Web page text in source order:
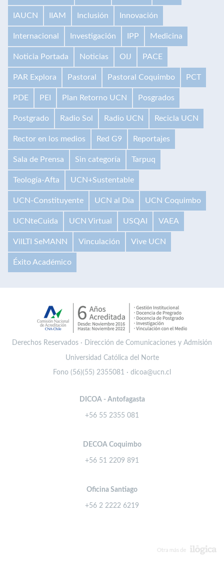
IAUCN IIAM Inclusión Innovación
Internacional Investigación IPP Medicina
Noticia Portada Noticias OIJ PACE
PAR Explora Pastoral Pastoral Coquimbo PCT
PDE PEI Plan Retorno UCN Posgrados
Postgrado Radio Sol Radio UCN Recicla UCN
Rector en los medios Red G9 Reportajes
Sala de Prensa Sin categoría Tarpuq
Teología-Afta UCN+Sustentable
UCN-Constituyente UCN al Día UCN Coquimbo
UCNteCuida UCN Virtual USQAI VAEA
VilLTI SeMANN Vinculación Vive UCN
Éxito Académico
Derechos Reservados · Dirección de Comunicaciones y Admisión
Universidad Católica del Norte
Fono (56)(55) 2355081 · dicoa@ucn.cl
DICOA - Antofagasta
+56 55 2355 081
DECOA Coquimbo
+56 51 2209 891
Oficina Santiago
+56 2 2222 6219